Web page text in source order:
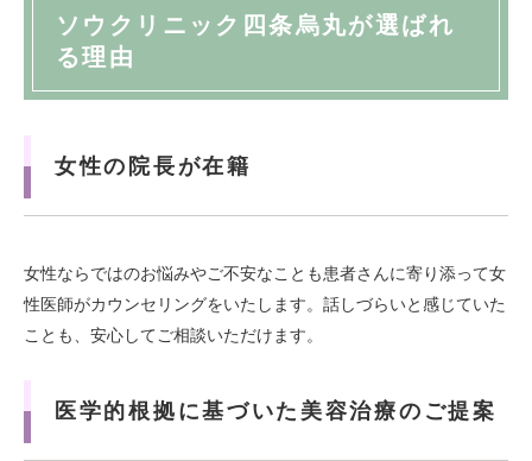
ソウクリニック四条烏丸が選ばれ
る理由
女性の院長が在籍
女性ならではのお悩みやご不安なことも患者さんに寄り添って女
性医師がカウンセリングをいたします。話しづらいと感じていた
ことも、安心してご相談いただけます。
医学的根拠に基づいた美容治療のご提案